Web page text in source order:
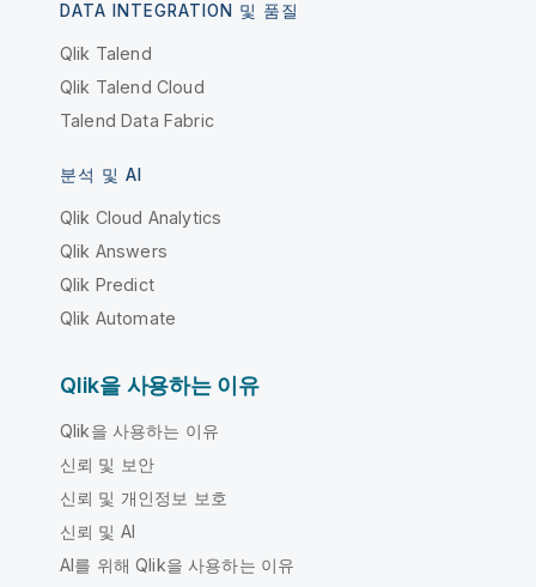
DATA INTEGRATION 및 품질
Qlik Talend
Qlik Talend Cloud
Talend Data Fabric
분석 및 AI
Qlik Cloud Analytics
Qlik Answers
Qlik Predict
Qlik Automate
Qlik을 사용하는 이유
Qlik을 사용하는 이유
신뢰 및 보안
신뢰 및 개인정보 보호
신뢰 및 AI
AI를 위해 Qlik을 사용하는 이유